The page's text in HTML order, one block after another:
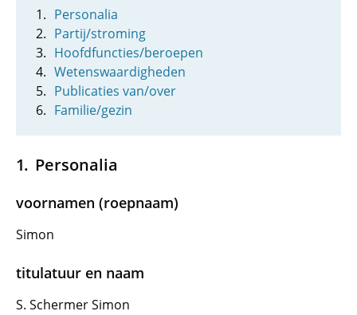
Personalia
Partij/stroming
Hoofdfuncties/beroepen
Wetenswaardigheden
Publicaties van/over
Familie/gezin
Personalia
voornamen (roepnaam)
Simon
titulatuur en naam
S. Schermer Simon